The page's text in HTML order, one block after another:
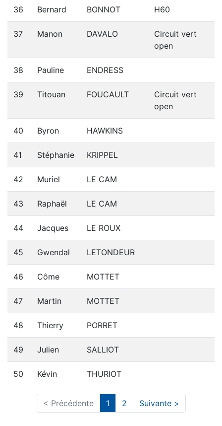
36 Bernard BONNOT H60
37 Manon DAVALO
Circuit vert
open
38 Pauline ENDRESS
39 Titouan FOUCAULT
Circuit vert
open
40 Byron HAWKINS
41 Stéphanie KRIPPEL
42 Muriel LE CAM
43 Raphaël LE CAM
44 Jacques LE ROUX
45 Gwendal LETONDEUR
46 Côme MOTTET
47 Martin MOTTET
48 Thierry PORRET
49 Julien SALLIOT
50 Kévin THURIOT
< Précédente 1 2 Suivante >